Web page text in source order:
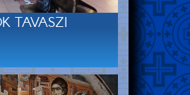
TAVASZI